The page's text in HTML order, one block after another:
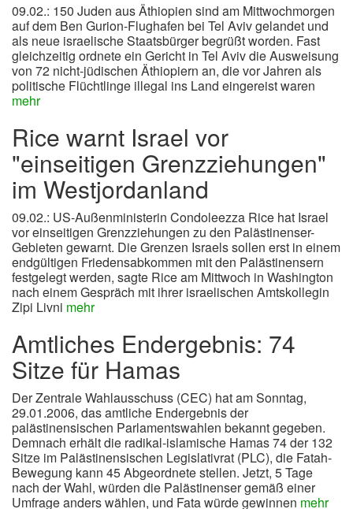
09.02.: 150 Juden aus Äthiopien sind am Mittwochmorgen
auf dem Ben Gurion-Flughafen bei Tel Aviv gelandet und
als neue israelische Staatsbürger begrüßt worden. Fast
gleichzeitig ordnete ein Gericht in Tel Aviv die Ausweisung
von 72 nicht-jüdischen Äthiopiern an, die vor Jahren als
politische Flüchtlinge illegal ins Land eingereist waren
mehr
Rice warnt Israel vor
"einseitigen Grenzziehungen"
im Westjordanland
09.02.: US-Außenministerin Condoleezza Rice hat Israel
vor einseitigen Grenzziehungen zu den Palästinenser-
Gebieten gewarnt. Die Grenzen Israels sollen erst in einem
endgültigen Friedensabkommen mit den Palästinensern
festgelegt werden, sagte Rice am Mittwoch in Washington
nach einem Gespräch mit ihrer israelischen Amtskollegin
Zipi Livni mehr
Amtliches Endergebnis: 74
Sitze für Hamas
Der Zentrale Wahlausschuss (CEC) hat am Sonntag,
29.01.2006, das amtliche Endergebnis der
palästinensischen Parlamentswahlen bekannt gegeben.
Demnach erhält die radikal-islamische Hamas 74 der 132
Sitze im Palästinensischen Legislativrat (PLC), die Fatah-
Bewegung kann 45 Abgeordnete stellen. Jetzt, 5 Tage
nach der Wahl, würden die Palästinenser gemäß einer
Umfrage anders wählen, und Fata würde gewinnen mehr